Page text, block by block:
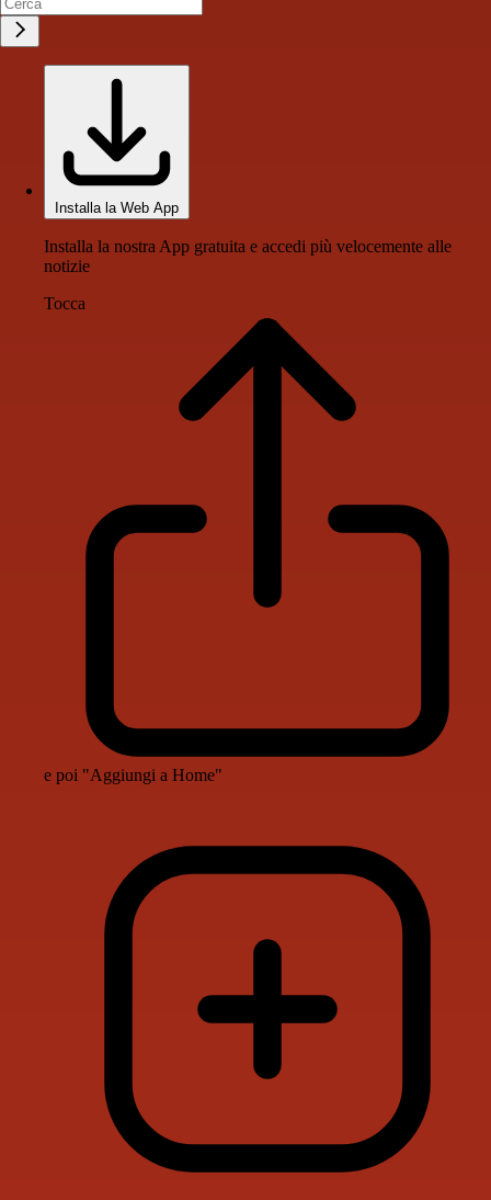
Installa la Web App
Installa la nostra App gratuita e accedi più velocemente alle
notizie
Tocca
e poi "Aggiungi a Home"